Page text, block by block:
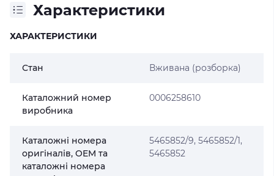
Характеристики
ХАРАКТЕРИСТИКИ
Стан Вживана (розборка)
Каталожний номер
виробника
0006258610
Каталожні номера
оригіналів, OEM та
каталожні номера
5465852/9, 5465852/1,
5465852